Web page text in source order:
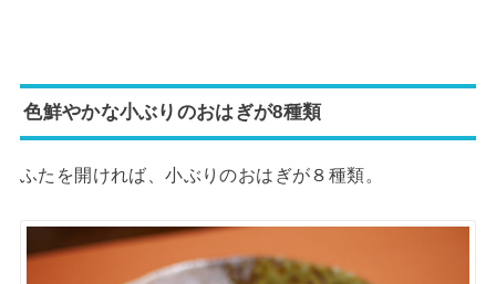
色鮮やかな小ぶりのおはぎが8種類
ふたを開ければ、小ぶりのおはぎが８種類。